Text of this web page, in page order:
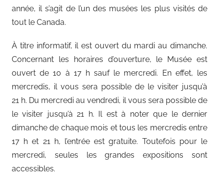
année, il s’agit de l’un des musées les plus visités de
tout le Canada.
À titre informatif, il est ouvert du mardi au dimanche.
Concernant les horaires d’ouverture, le Musée est
ouvert de 10 à 17 h sauf le mercredi. En effet, les
mercredis, il vous sera possible de le visiter jusqu’à
21 h. Du mercredi au vendredi, il vous sera possible de
le visiter jusqu’à 21 h. Il est à noter que le dernier
dimanche de chaque mois et tous les mercredis entre
17 h et 21 h, l’entrée est gratuite. Toutefois pour le
mercredi, seules les grandes expositions sont
accessibles.